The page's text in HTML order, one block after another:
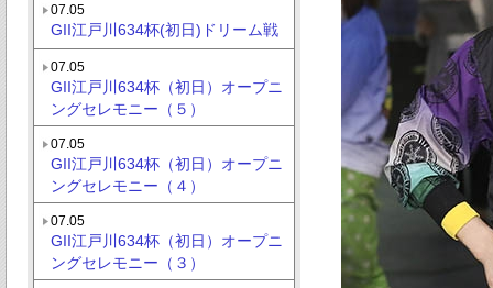
07.05
GII江戸川634杯(初日)ドリーム戦
07.05
GII江戸川634杯（初日）オープニ
ングセレモニー（５）
07.05
GII江戸川634杯（初日）オープニ
ングセレモニー（４）
07.05
GII江戸川634杯（初日）オープニ
ングセレモニー（３）